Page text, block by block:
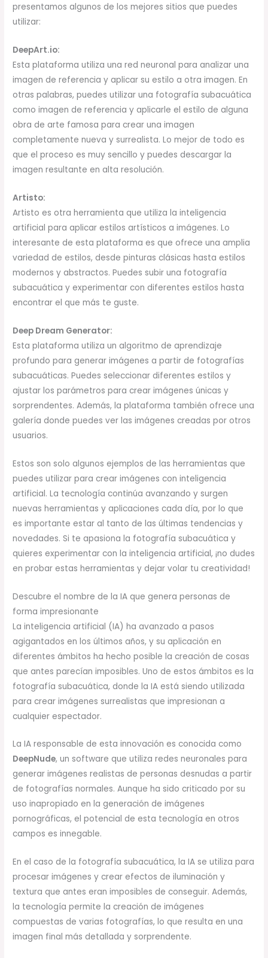
presentamos algunos de los mejores sitios que puedes
utilizar:
DeepArt.io:
Esta plataforma utiliza una red neuronal para analizar una
imagen de referencia y aplicar su estilo a otra imagen. En
otras palabras, puedes utilizar una fotografía subacuática
como imagen de referencia y aplicarle el estilo de alguna
obra de arte famosa para crear una imagen
completamente nueva y surrealista. Lo mejor de todo es
que el proceso es muy sencillo y puedes descargar la
imagen resultante en alta resolución.
Artisto:
Artisto es otra herramienta que utiliza la inteligencia
artificial para aplicar estilos artísticos a imágenes. Lo
interesante de esta plataforma es que ofrece una amplia
variedad de estilos, desde pinturas clásicas hasta estilos
modernos y abstractos. Puedes subir una fotografía
subacuática y experimentar con diferentes estilos hasta
encontrar el que más te guste.
Deep Dream Generator:
Esta plataforma utiliza un algoritmo de aprendizaje
profundo para generar imágenes a partir de fotografías
subacuáticas. Puedes seleccionar diferentes estilos y
ajustar los parámetros para crear imágenes únicas y
sorprendentes. Además, la plataforma también ofrece una
galería donde puedes ver las imágenes creadas por otros
usuarios.
Estos son solo algunos ejemplos de las herramientas que
puedes utilizar para crear imágenes con inteligencia
artificial. La tecnología continúa avanzando y surgen
nuevas herramientas y aplicaciones cada día, por lo que
es importante estar al tanto de las últimas tendencias y
novedades. Si te apasiona la fotografía subacuática y
quieres experimentar con la inteligencia artificial, ¡no dudes
en probar estas herramientas y dejar volar tu creatividad!
Descubre el nombre de la IA que genera personas de
forma impresionante
La inteligencia artificial (IA) ha avanzado a pasos
agigantados en los últimos años, y su aplicación en
diferentes ámbitos ha hecho posible la creación de cosas
que antes parecían imposibles. Uno de estos ámbitos es la
fotografía subacuática, donde la IA está siendo utilizada
para crear imágenes surrealistas que impresionan a
cualquier espectador.
La IA responsable de esta innovación es conocida como
DeepNude, un software que utiliza redes neuronales para
generar imágenes realistas de personas desnudas a partir
de fotografías normales. Aunque ha sido criticado por su
uso inapropiado en la generación de imágenes
pornográficas, el potencial de esta tecnología en otros
campos es innegable.
En el caso de la fotografía subacuática, la IA se utiliza para
procesar imágenes y crear efectos de iluminación y
textura que antes eran imposibles de conseguir. Además,
la tecnología permite la creación de imágenes
compuestas de varias fotografías, lo que resulta en una
imagen final más detallada y sorprendente.